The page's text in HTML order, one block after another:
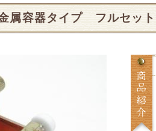
容器タイプ フルセット